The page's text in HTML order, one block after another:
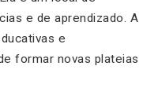
e de aprendizado. A
e
formar novas plateias